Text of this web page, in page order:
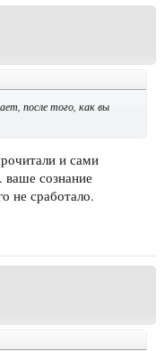
после того, как вы
и сами
ваше сознание
не сработало.